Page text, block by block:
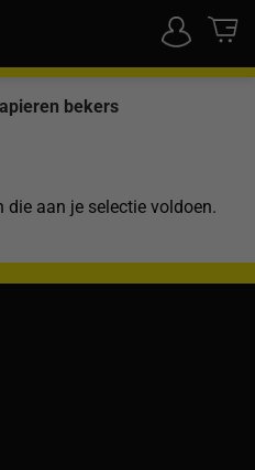
bekers
die aan je selectie voldoen.